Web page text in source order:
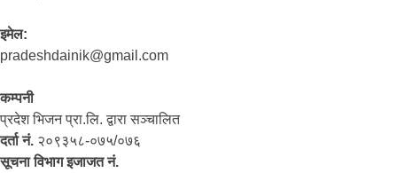
इमेल:
pradeshdainik@gmail.com
कम्पनी
प्रदेश भिजन प्रा.लि. द्वारा सञ्‍चालित
दर्ता नं. २०९३५८-०७५/०७६
सूचना विभाग इजाजत नं.